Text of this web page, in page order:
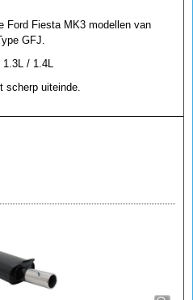
Ford Fiesta MK3 modellen van
GFJ.
/ 1.4L
uiteinde.